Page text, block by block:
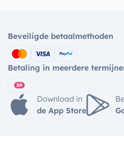
Beveiligde betaalmethoden
Betaling in meerdere
Download in
de App Store